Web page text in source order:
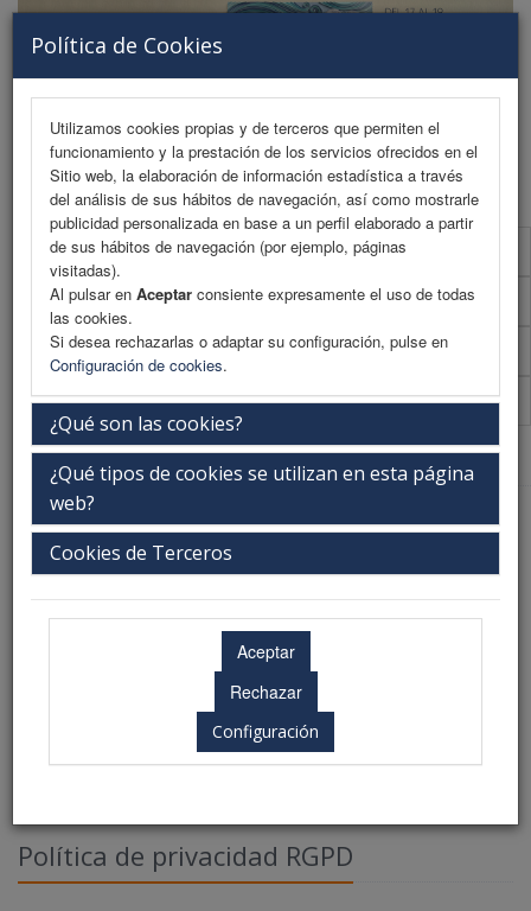
Política de Cookies
Utilizamos cookies propias y de terceros que permiten el
funcionamiento y la prestación de los servicios ofrecidos en el
Sitio web, la elaboración de información estadística a través
del análisis de sus hábitos de navegación, así como mostrarle
publicidad personalizada en base a un perfil elaborado a partir
de sus hábitos de navegación (por ejemplo, páginas
visitadas).
Al pulsar en Aceptar consiente expresamente el uso de todas
las cookies.
Si desea rechazarlas o adaptar su configuración, pulse en
Configuración de cookies.
¿Qué son las cookies?
¿Qué tipos de cookies se utilizan en esta página
web?
Cookies de Terceros
Configuración
MENU
Presentación
La ciudad
La sede
Secretaría Técnica
Web Patrocinada
Política de privacidad RGPD